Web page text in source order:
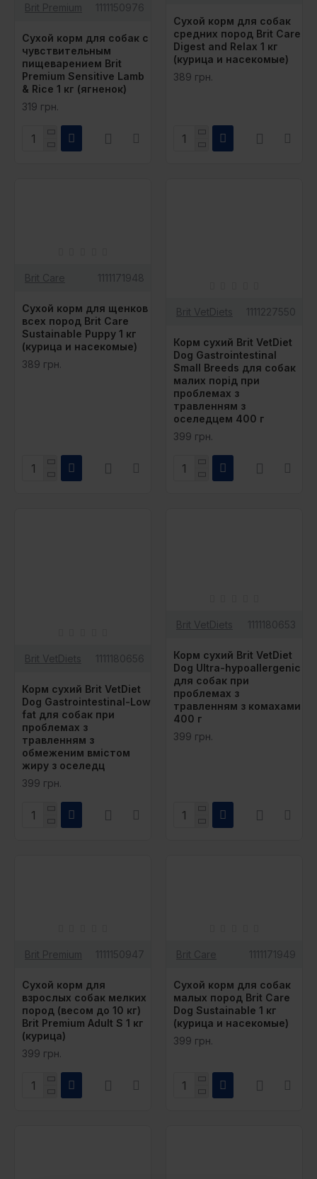
Brit Premium 1111150976
Сухой корм для собак с
чувствительным
пищеварением Brit
Premium Sensitive Lamb
& Rice 1 кг (ягненок)
319 грн.
Сухой корм для собак
средних пород Brit Care
Digest and Relax 1 кг
(курица и насекомые)
389 грн.
Brit Care 1111171948
Сухой корм для щенков
всех пород Brit Care
Sustainable Puppy 1 кг
(курица и насекомые)
389 грн.
Brit VetDiets 1111227550
Корм сухий Brit VetDiet
Dog Gastrointestinal
Small Breeds для собак
малих порід при
проблемах з
травленням з
оселедцем 400 г
399 грн.
Brit VetDiets 1111180656
Корм сухий Brit VetDiet
Dog Gastrointestinal-Low
fat для собак при
проблемах з
травленням з
обмеженим вмістом
жиру з оселедц
399 грн.
Brit VetDiets 1111180653
Корм сухий Brit VetDiet
Dog Ultra-hypoallergenic
для собак при
проблемах з
травленням з комахами
400 г
399 грн.
Brit Premium 1111150947
Сухой корм для
взрослых собак мелких
пород (весом до 10 кг)
Brit Premium Adult S 1 кг
(курица)
399 грн.
Brit Care 1111171949
Сухой корм для собак
малых пород Brit Care
Dog Sustainable 1 кг
(курица и насекомые)
399 грн.